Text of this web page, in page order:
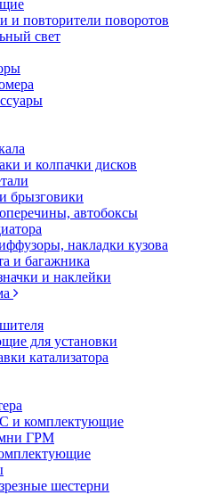
и повторители поворотов
свет
и колпачки дисков
брызговики
автобоксы
накладки кузова
и багажника
и наклейки
для установки
катализатора
и комплектующие
ГРМ
шестерни